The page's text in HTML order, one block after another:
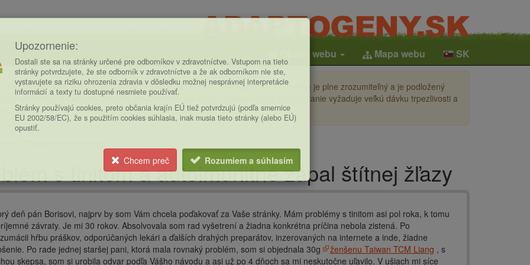
Obsah webu Mapa webu SK
návštevník, toto je strojovo preložený článok. Vo svojom pôvodnom znení (česky) je plne zrozumiteľný a je podložený
vedeckou literatúrou. Strojový preklad však má ďaleko k dokonalosti a jeho čítanie vyžaduje veľkú dávku trpezlivosti a
Odpovede na otázky
s tinitom a autoimunitné zápal štítnej žľazy
deň pán Borisovi, najprv by som Vám chcela poďakovať za Vaše stránky. Mám problémy s tinitom asi pol roka, k tomu
závraty. Je mi 30 rokov. Absolvovala som rad vyšetrení a žiadna konkrétna príčina nebola zistená. Po
hŕbu práškov, odporúčaných lekári a ďalších drahých preparátov, inzerovaných na internete a inde, žiadne
Po rade jednej staršej pani, ktorá mala rovnaký problém, som si objednala 30g
ženšenu Taiwan TCM Liang , s
skepsa, som si urobila odvar podľa Vášho návodu a asi už po 4 dňoch sa mi neskutočne uľavilo. V ušiach mi síce
Upozornenie:
Dostali ste sa na stránky určené pre odborníkov v zdravotníctve. Vstupom na tieto
stránky potvrdzujete, že ste odborník v zdravotníctve a že ak odborníkom nie ste,
vystavujete sa riziku ohrozenia zdravia v dôsledku možnej nesprávnej interpretácie
informácií a texty tu dostupné nesmiete používať.
Stránky používajú cookies, preto občania krajín EÚ tiež potvrdzujú (podľa smernice
EU 2002/58/EC), že s použitím cookies súhlasia, inak musia tieto stránky (alebo EÚ)
opustiť.
Chcem preč Rozumiem a súhlasím